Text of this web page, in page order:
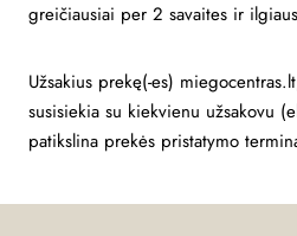
greičiausiai per 2 savaites ir
Užsakius prekę(-es)
susisiekia su kiekvienu užsakovu
patikslina prekės pristatymo